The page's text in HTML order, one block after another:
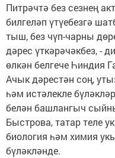
Питрәчтә без сезнең
билгеләп үтүебезгә
тыш, без чүп-чарны
дәрес үткәрәчәкбез, -
өлкән белгече Һиндия
Ачык дәрестән соң,
һәм истәлекле
белән башлангыч
Быстрова, татар теле
биология һәм химия
бүләкләнде.